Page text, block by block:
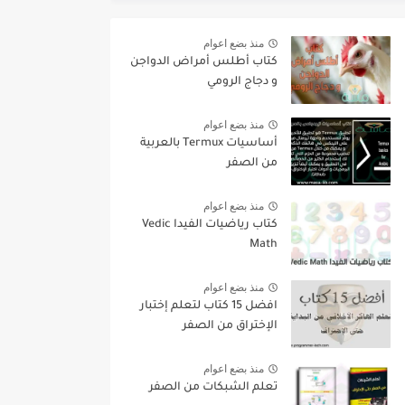
منذ بضع اعوام
كتاب أطلس أمراض الدواجن
و دجاج الرومي
منذ بضع اعوام
أساسيات Termux بالعربية
من الصفر
منذ بضع اعوام
كتاب رياضيات الفيدا Vedic
Math
منذ بضع اعوام
افضل 15 كتاب لتعلم إختبار
الإختراق من الصفر
منذ بضع اعوام
تعلم الشبكات من الصفر